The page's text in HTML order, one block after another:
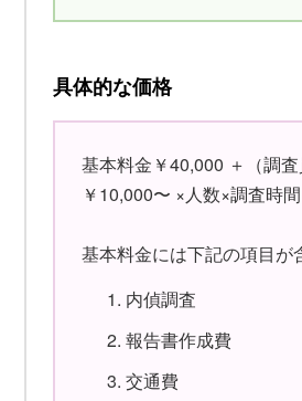
具体的な価格
基本料金￥40,000 ＋（調査
￥10,000〜 ×人数×調査時間
基本料金には下記の項目が
内偵調査
報告書作成費
交通費